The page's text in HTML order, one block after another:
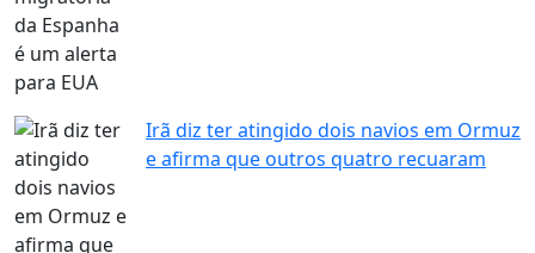
Irã diz ter atingido dois navios em Ormuz
e afirma que outros quatro recuaram